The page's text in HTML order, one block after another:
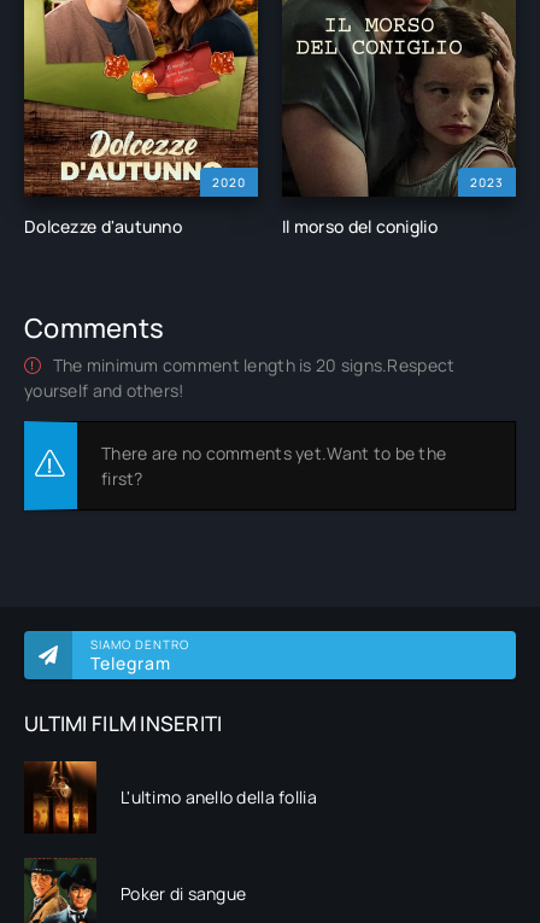
SIAMO DENTRO
Telegram
ULTIMI FILM INSERITI
L'ultimo anello della follia
Poker di sangue
2020
Dolcezze d'autunno
2023
Il morso del coniglio
Comments
The minimum comment length is 20 signs.Respect
yourself and others!
There are no comments yet.Want to be the
first?